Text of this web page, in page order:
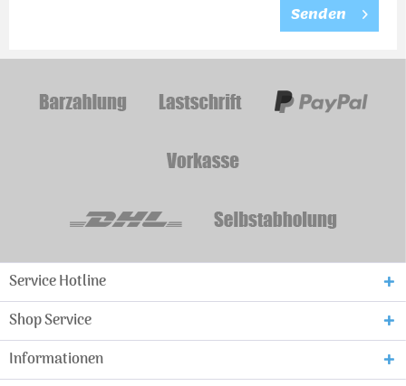
Senden
Service Hotline
Shop Service
Informationen